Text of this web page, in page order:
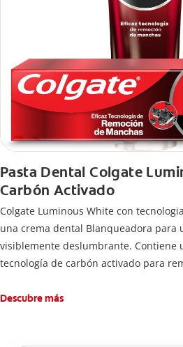
Pasta Dental Colgate
Carbón Activado
Colgate Luminous White con
una crema dental Blanqueadora para
visiblemente deslumbrante. Contiene
tecnología de carbón activado para
Descubre más